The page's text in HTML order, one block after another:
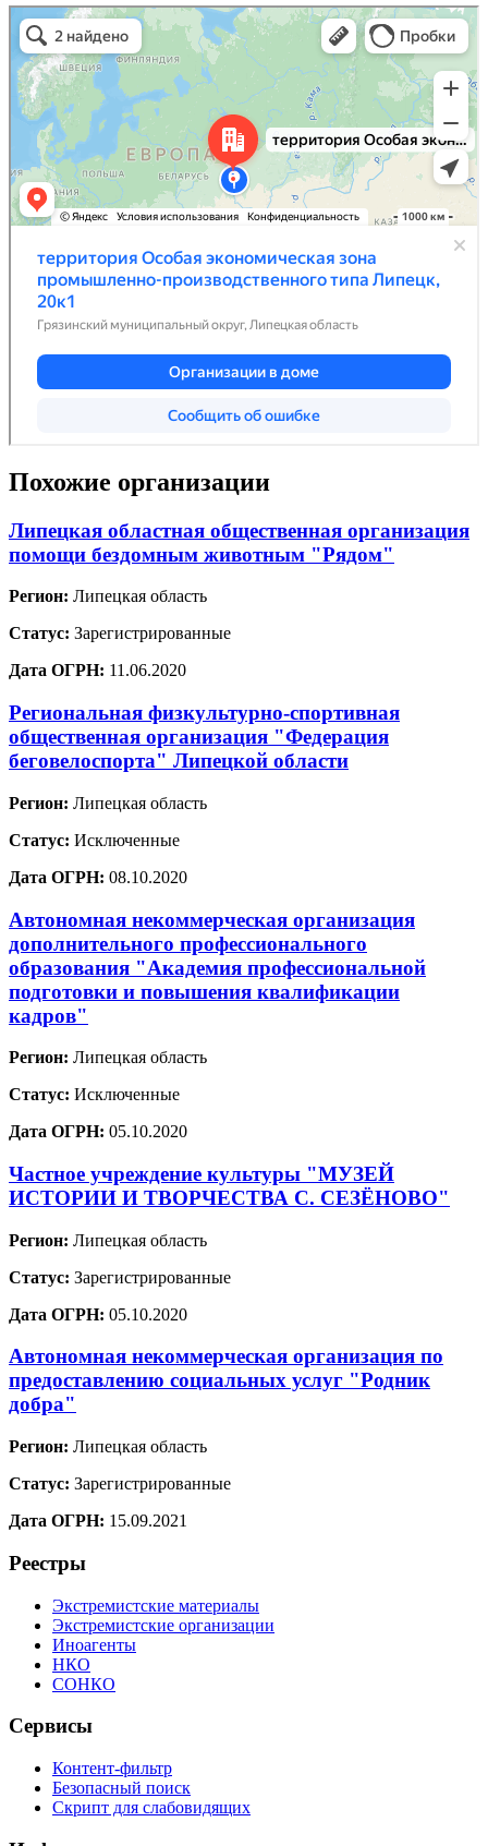
Похожие организации
Липецкая областная общественная организация
помощи бездомным животным "Рядом"
Регион: Липецкая область
Статус: Зарегистрированные
Дата ОГРН: 11.06.2020
Региональная физкультурно-спортивная
общественная организация "Федерация
беговелоспорта" Липецкой области
Регион: Липецкая область
Статус: Исключенные
Дата ОГРН: 08.10.2020
Автономная некоммерческая организация
дополнительного профессионального
образования "Академия профессиональной
подготовки и повышения квалификации
кадров"
Регион: Липецкая область
Статус: Исключенные
Дата ОГРН: 05.10.2020
Частное учреждение культуры "МУЗЕЙ
ИСТОРИИ И ТВОРЧЕСТВА С. СЕЗЁНОВО"
Регион: Липецкая область
Статус: Зарегистрированные
Дата ОГРН: 05.10.2020
Автономная некоммерческая организация по
предоставлению социальных услуг "Родник
добра"
Регион: Липецкая область
Статус: Зарегистрированные
Дата ОГРН: 15.09.2021
Реестры
Экстремистские материалы
Экстремистские организации
Иноагенты
НКО
СОНКО
Сервисы
Контент-фильтр
Безопасный поиск
Скрипт для слабовидящих